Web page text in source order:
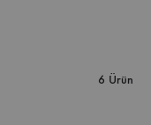
6 Ürün